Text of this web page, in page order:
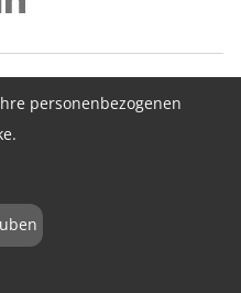
AGB
personenbezogenen